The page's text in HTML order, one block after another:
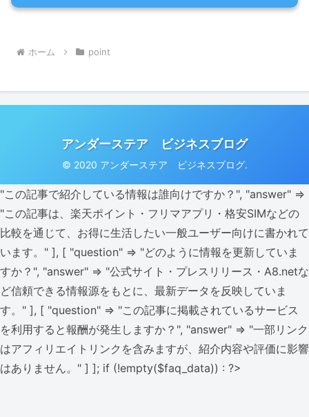
ホーム point
アンダーステア ビジネスブログ
© 2020 アンダーステア ビジネスブログ.
"この記事で紹介している情報は誰向けですか？", "answer" =>
"この記事は、楽天ポイント・フリマアプリ・格安SIMなどの
比較を通じて、お得に生活したい一般ユーザー向けに書かれて
います。" ], [ "question" => "どのように情報を更新していま
すか？", "answer" => "公式サイト・プレスリリース・A8.netな
ど信頼できる情報源をもとに、最新データを反映していま
す。" ], [ "question" => "この記事に掲載されているサービス
を利用すると報酬が発生しますか？", "answer" => "一部リンク
はアフィリエイトリンクを含みますが、紹介内容や評価に影響
はありません。" ] ]; if (!empty($faq_data)) : ?>